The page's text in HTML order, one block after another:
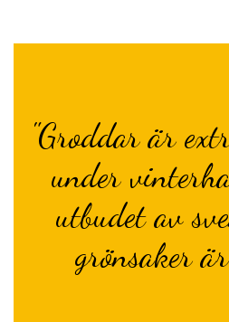
"Groddar är
under
utbudet av
grönsaker